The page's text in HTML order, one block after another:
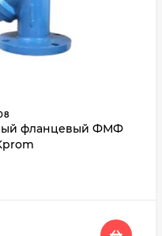
фланцевый ФМФ